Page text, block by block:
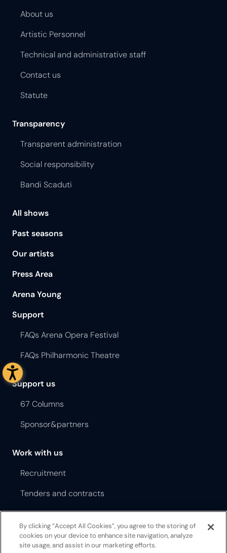
About us
Artistic Personnel
Technical and administrative staff
Contact us
Statute
Transparency
Transparent administration
Social responsibility
Bandi Scaduti
All shows
Past seasons
Our artists
Press Area
Arena Young
Support
FAQs Arena Opera Festival
FAQs Philharmonic Theatre
Support us
67 Columns
Sponsor&partners
Work with us
Recruitment
Tenders and contracts
Terms and Conditions Opera Festival
Terms and Conditions Teatro Filarmonico
By clicking “Accept All Cookies”, you agree to the storing of
cookies on your device to enhance site navigation, analyze
site usage, and assist in our marketing efforts.